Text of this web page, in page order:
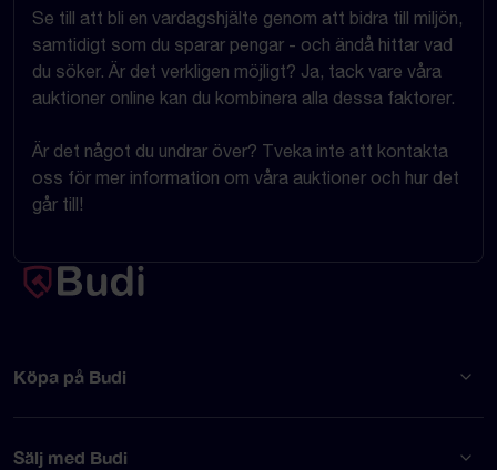
Se till att bli en vardagshjälte genom att bidra till miljön,
samtidigt som du sparar pengar - och ändå hittar vad
du söker. Är det verkligen möjligt? Ja, tack vare våra
auktioner online kan du kombinera alla dessa faktorer.
Är det något du undrar över? Tveka inte att kontakta
oss för mer information om våra auktioner och hur det
går till!
Köpa på Budi
Sälj med Budi